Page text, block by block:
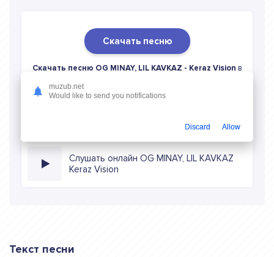
Скачать песню
Скачать песню OG MINAY, LIL KAVKAZ - Keraz Vision в
слушать музыку в режиме онлайн
Слушать онлайн OG MINAY, LIL KAVKAZ
Keraz Vision
Текст песни
muzub.net
Would like to send you notifications
Discard Allow